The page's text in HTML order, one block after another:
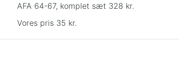
AFA 64-67, komplet sæt 328 kr.
Vores pris 35 kr.